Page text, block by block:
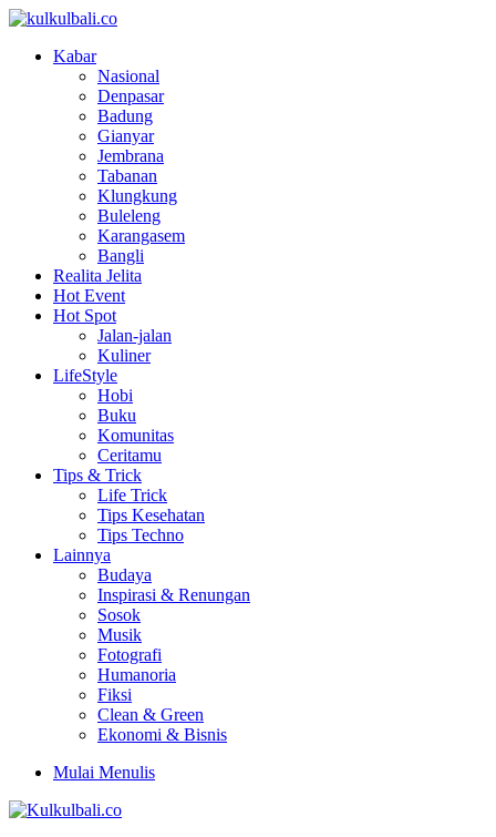
Kabar
Nasional
Denpasar
Badung
Gianyar
Jembrana
Tabanan
Klungkung
Buleleng
Karangasem
Bangli
Realita Jelita
Hot Event
Hot Spot
Jalan-jalan
Kuliner
LifeStyle
Hobi
Buku
Komunitas
Ceritamu
Tips & Trick
Life Trick
Tips Kesehatan
Tips Techno
Lainnya
Budaya
Inspirasi & Renungan
Sosok
Musik
Fotografi
Humanoria
Fiksi
Clean & Green
Ekonomi & Bisnis
Mulai Menulis